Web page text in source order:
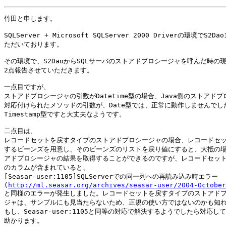
竹田と申します。
SQLServer + Microsoft SQLServer 2000 Driverの環境で
ただいております。
その環境で、S2DaoからSQLサーバのストアドプロシージャを呼んだ時の
2点報告させていただきます。
一点目ですが、
ストアドプロシージャの引数がDatetime型の場合、Java側のストアドプ
対応付けられたメソッドの引数が、Date型では、正常に動作しませんでし
Timestamp型ですと大丈夫なようです。
二点目は、
レコードセットを戻すタイプのストアドプロシージャの場合、レコードセ
するビーンズを用意し、そのビーンズのリストを戻り値にすると、大抵の
アドプロシージャの結果を取得することができるのですが、レコードセッ
のカラムが含まれていると、
[Seasar-user:1105]SQLServerでの同一列への再読み込み時エラー
( http://ml.seasar.org/archives/seasar-user/2004-
と同様のエラーが発生しました。レコードセットを戻すタイプのストアド
ジャは、サンプルにも見当たらないため、正規の使い方ではないのかも知
もし、Seasar-user:1105と同等の対応で解決するようでしたら対応し
助かります。